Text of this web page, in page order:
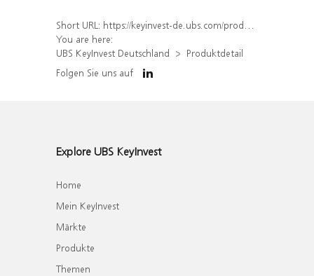
Short URL: https://keyinvest-de.ubs.com/produkt/detail/index/isin/DE000WA6KUR9
You are here:
UBS KeyInvest Deutschland
Produktdetail
Folgen Sie uns auf
Explore UBS KeyInvest
Home
Mein KeyInvest
Märkte
Produkte
Themen